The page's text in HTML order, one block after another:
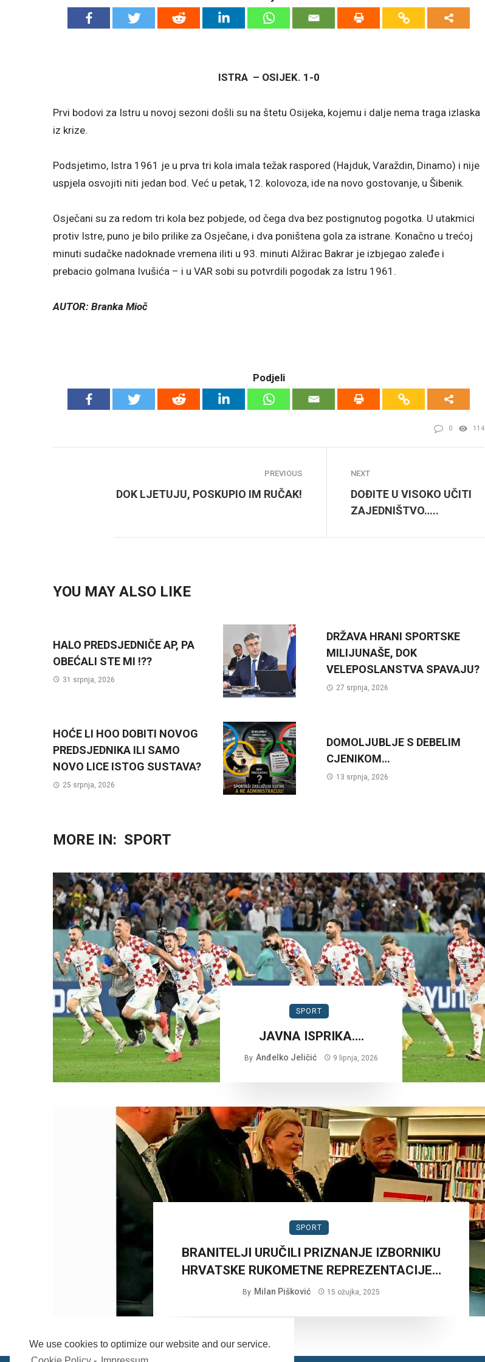
We use cookies to optimize our website and our service.
ISTRA – OSIJEK. 1-0
Prvi bodovi za Istru u novoj sezoni došli su na štetu Osijeka, kojemu i dalje nema traga izlaska
iz krize.
Podsjetimo, Istra 1961 je u prva tri kola imala težak raspored (Hajduk, Varaždin, Dinamo) i nije
uspjela osvojiti niti jedan bod. Već u petak, 12. kolovoza, ide na novo gostovanje, u Šibenik.
Osječani su za redom tri kola bez pobjede, od čega dva bez postignutog pogotka. U utakmici
protiv Istre, puno je bilo prilike za Osječane, i dva poništena gola za istrane. Konačno u trećoj
minuti sudačke nadoknade vremena iliti u 93. minuti Alžirac Bakrar je izbjegao zaleđe i
prebacio golmana Ivušića – i u VAR sobi su potvrdili pogodak za Istru 1961.
AUTOR: Branka Mioč
Podjeli
0 114
PREVIOUS
DOK LJETUJU, POSKUPIO IM RUČAK!
NEXT
DOĐITE U VISOKO UČITI
ZAJEDNIŠTVO…..
YOU MAY ALSO LIKE
HALO PREDSJEDNIČE AP, PA
OBEĆALI STE MI !??
31 srpnja, 2026
DRŽAVA HRANI SPORTSKE
MILIJUNAŠE, DOK
VELEPOSLANSTVA SPAVAJU?
27 srpnja, 2026
HOĆE LI HOO DOBITI NOVOG
PREDSJEDNIKA ILI SAMO
NOVO LICE ISTOG SUSTAVA?
25 srpnja, 2026
DOMOLJUBLJE S DEBELIM
CJENIKOM…
13 srpnja, 2026
MORE IN: SPORT
SPORT
JAVNA ISPRIKA….
By Anđelko Jeličić 9 lipnja, 2026
SPORT
BRANITELJI URUČILI PRIZNANJE IZBORNIKU
HRVATSKE RUKOMETNE REPREZENTACIJE…
By Milan Pišković 15 ožujka, 2025